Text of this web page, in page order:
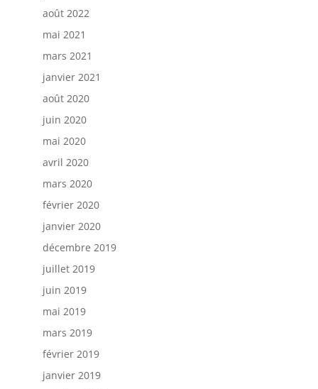
août 2022
mai 2021
mars 2021
janvier 2021
août 2020
juin 2020
mai 2020
avril 2020
mars 2020
février 2020
janvier 2020
décembre 2019
juillet 2019
juin 2019
mai 2019
mars 2019
février 2019
janvier 2019